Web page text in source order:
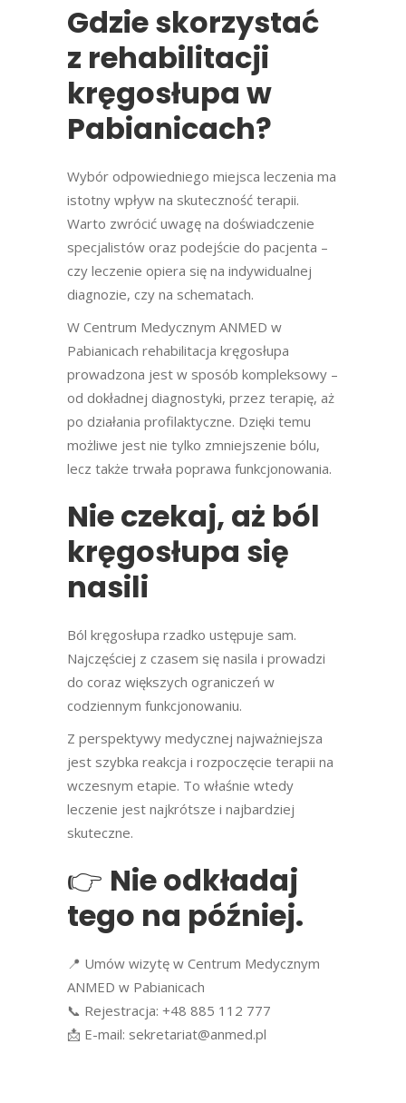
Gdzie skorzystać
z rehabilitacji
kręgosłupa w
Pabianicach?
Wybór odpowiedniego miejsca leczenia ma
istotny wpływ na skuteczność terapii.
Warto zwrócić uwagę na doświadczenie
specjalistów oraz podejście do pacjenta –
czy leczenie opiera się na indywidualnej
diagnozie, czy na schematach.
W Centrum Medycznym ANMED w
Pabianicach rehabilitacja kręgosłupa
prowadzona jest w sposób kompleksowy –
od dokładnej diagnostyki, przez terapię, aż
po działania profilaktyczne. Dzięki temu
możliwe jest nie tylko zmniejszenie bólu,
lecz także trwała poprawa funkcjonowania.
Nie czekaj, aż ból
kręgosłupa się
nasili
Ból kręgosłupa rzadko ustępuje sam.
Najczęściej z czasem się nasila i prowadzi
do coraz większych ograniczeń w
codziennym funkcjonowaniu.
Z perspektywy medycznej najważniejsza
jest szybka reakcja i rozpoczęcie terapii na
wczesnym etapie. To właśnie wtedy
leczenie jest najkrótsze i najbardziej
skuteczne.
👉 Nie odkładaj
tego na później.
📍 Umów wizytę w Centrum Medycznym
ANMED w Pabianicach
📞 Rejestracja: +48 885 112 777
📩 E-mail: sekretariat@anmed.pl